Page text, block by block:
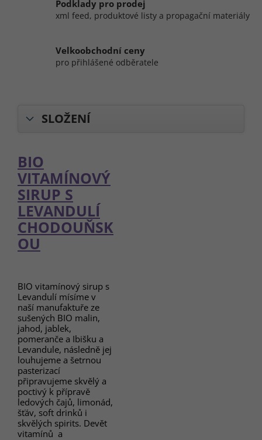
Podklady pro prodej
xml feed, produktové listy a propagační materiály
Velkoobchodní ceny
pro přihlášené odběratele
SLOŽENÍ
BIO
VITAMÍNOVÝ
SIRUP S
LEVANDULÍ
CHODOUŇSK
OU
BIO vitamínový sirup s
Levandulí mísíme v
naší manufaktuře ze
sušených BIO malin,
jahod, jablek,
pomeranče a Ibišku a
Levandule, následně jej
louhujeme a šetrnou
pasterizací
připravujeme skvělý a
poctivý k přípravě
ledových čajů, limonád,
šťáv, soft drinků i
skvělých spirits. Devět
vitamínů a